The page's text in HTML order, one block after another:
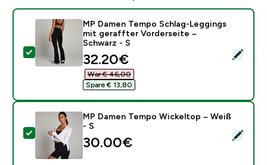
Dieses Produkt ausw�hlen - MP Damen Tempo
MP Damen Tempo Schlag-Leggings
mit geraffter Vorderseite –
Schwarz - S
discounted price
32.20€‎
War € 46,00‎
Spare € 13,80‎
Dieses Produkt ausw�hlen - MP Damen Tempo
MP Damen Tempo Wickeltop – Weiß
- S
30.00€‎